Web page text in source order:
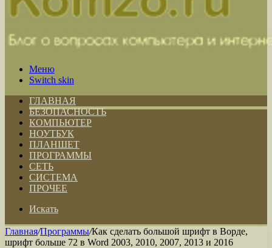
Меню
Switch skin
ГЛАВНАЯ
БЕЗОПАСНОСТЬ
КОМПЬЮТЕР
НОУТБУК
ПЛАНШЕТ
ПРОГРАММЫ
СЕТЬ
СИСТЕМА
ПРОЧЕЕ
Искать
Главная/Программы/Как сделать большой шрифт в Ворде,
шрифт больше 72 в Word 2003, 2010, 2007, 2013 и 2016